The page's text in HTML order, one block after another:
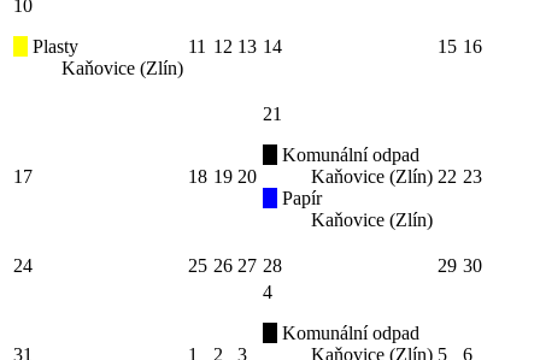
10
Plasty
Kaňovice (Zlín)
11 12 13 14 15 16
17 18 19 20
21
Komunální odpad
Kaňovice (Zlín)
Papír
Kaňovice (Zlín)
22 23
24 25 26 27 28 29 30
31 1 2 3
4
Komunální odpad
Kaňovice (Zlín) 5 6